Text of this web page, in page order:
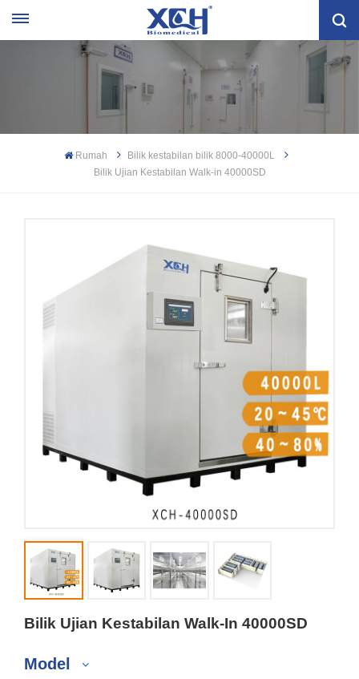
Rumah
Bilik kestabilan bilik 8000-40000L
Bilik Ujian Kestabilan Walk-in 40000SD
Bilik Ujian Kestabilan Walk-In 40000SD
Model